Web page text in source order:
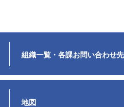
組織一覧・各課お問い合わせ先
地図